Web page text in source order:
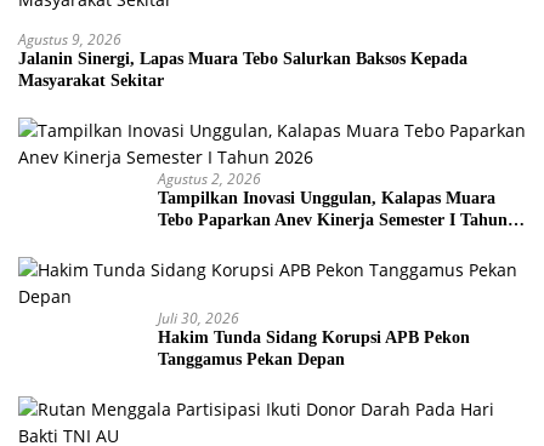
Agustus 9, 2026
Jalanin Sinergi, Lapas Muara Tebo Salurkan Baksos Kepada
Masyarakat Sekitar
Agustus 2, 2026
Tampilkan Inovasi Unggulan, Kalapas Muara
Tebo Paparkan Anev Kinerja Semester I Tahun
Juli 30, 2026
Hakim Tunda Sidang Korupsi APB Pekon
Tanggamus Pekan Depan